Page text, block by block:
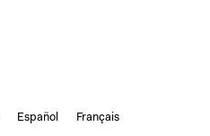
Español Français